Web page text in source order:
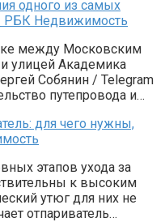
одного из самых
РБК Недвижимость
между Московским
улицей Академика
Собянин / Telegram
путепровода и…
для чего нужны,
этапов ухода за
к высоким
утюг для них не
отпариватель…